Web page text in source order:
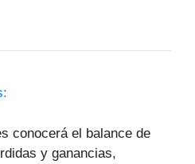
conocerá el balance de
y ganancias,